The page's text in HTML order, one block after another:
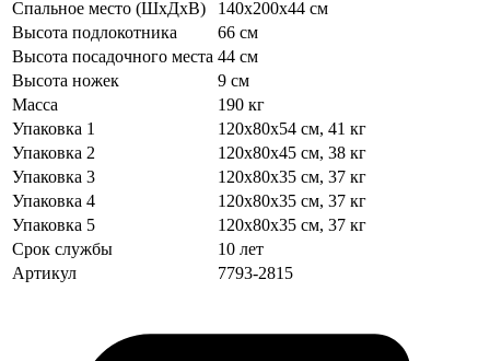
Спальное место (ШхДхВ)
140х200х44 см
Высота подлокотника
66 см
Высота посадочного места 44 см
Высота ножек
9 см
Масса
190 кг
Упаковка 1
120х80х54 см, 41 кг
Упаковка 2
120х80х45 см, 38 кг
Упаковка 3
120х80х35 см, 37 кг
Упаковка 4
120х80х35 см, 37 кг
Упаковка 5
120х80х35 см, 37 кг
Срок службы
10 лет
Артикул
7793-2815